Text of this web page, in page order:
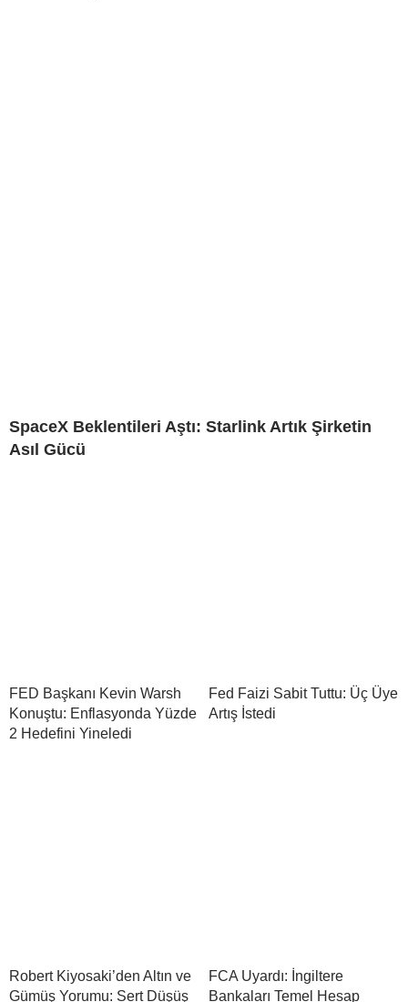
SpaceX Beklentileri Aştı: Starlink Artık Şirketin
Asıl Gücü
FED Başkanı Kevin Warsh
Konuştu: Enflasyonda Yüzde
2 Hedefini Yineledi
Fed Faizi Sabit Tuttu: Üç Üye
Artış İstedi
Robert Kiyosaki’den Altın ve
Gümüş Yorumu: Sert Düşüş
FCA Uyardı: İngiltere
Bankaları Temel Hesap